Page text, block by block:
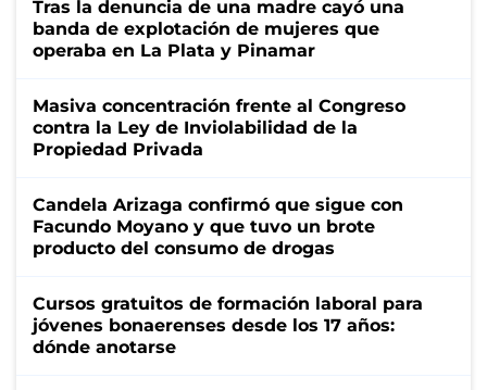
Tras la denuncia de una madre cayó una
banda de explotación de mujeres que
operaba en La Plata y Pinamar
Masiva concentración frente al Congreso
contra la Ley de Inviolabilidad de la
Propiedad Privada
Candela Arizaga confirmó que sigue con
Facundo Moyano y que tuvo un brote
producto del consumo de drogas
Cursos gratuitos de formación laboral para
jóvenes bonaerenses desde los 17 años:
dónde anotarse